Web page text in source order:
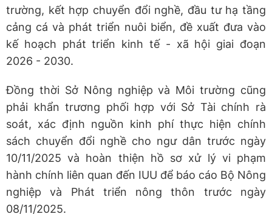
trường, kết hợp chuyển đổi nghề, đầu tư hạ tầng
cảng cá và phát triển nuôi biển, đề xuất đưa vào
kế hoạch phát triển kinh tế - xã hội giai đoạn
2026 - 2030.
Đồng thời Sở Nông nghiệp và Môi trường cũng
phải khẩn trương phối hợp với Sở Tài chính rà
soát, xác định nguồn kinh phí thực hiện chính
sách chuyển đổi nghề cho ngư dân trước ngày
10/11/2025 và hoàn thiện hồ sơ xử lý vi phạm
hành chính liên quan đến IUU để báo cáo Bộ Nông
nghiệp và Phát triển nông thôn trước ngày
08/11/2025.